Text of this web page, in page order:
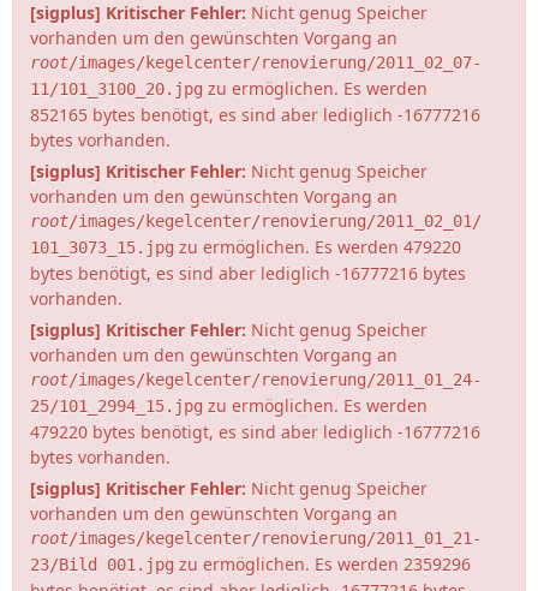
[sigplus] Kritischer Fehler: Nicht genug Speicher
vorhanden um den gewünschten Vorgang an
root/images/kegelcenter/renovierung/2011_02_07-
11/101_3100_20.jpg zu ermöglichen. Es werden
852165 bytes benötigt, es sind aber lediglich -16777216
bytes vorhanden.
[sigplus] Kritischer Fehler: Nicht genug Speicher
vorhanden um den gewünschten Vorgang an
root/images/kegelcenter/renovierung/2011_02_01/
101_3073_15.jpg zu ermöglichen. Es werden 479220
bytes benötigt, es sind aber lediglich -16777216 bytes
vorhanden.
[sigplus] Kritischer Fehler: Nicht genug Speicher
vorhanden um den gewünschten Vorgang an
root/images/kegelcenter/renovierung/2011_01_24-
25/101_2994_15.jpg zu ermöglichen. Es werden
479220 bytes benötigt, es sind aber lediglich -16777216
bytes vorhanden.
[sigplus] Kritischer Fehler: Nicht genug Speicher
vorhanden um den gewünschten Vorgang an
root/images/kegelcenter/renovierung/2011_01_21-
23/Bild 001.jpg zu ermöglichen. Es werden 2359296